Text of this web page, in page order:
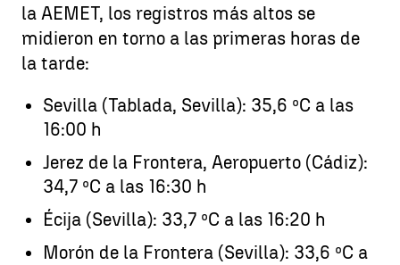
la AEMET, los registros más altos se
midieron en torno a las primeras horas de
la tarde:
Sevilla (Tablada, Sevilla): 35,6 ºC a las
16:00 h
Jerez de la Frontera, Aeropuerto (Cádiz):
34,7 ºC a las 16:30 h
Écija (Sevilla): 33,7 ºC a las 16:20 h
Morón de la Frontera (Sevilla): 33,6 ºC a